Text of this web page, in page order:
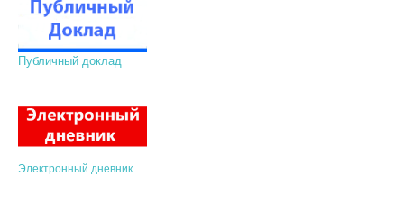
Публичный доклад
Электронный дневник